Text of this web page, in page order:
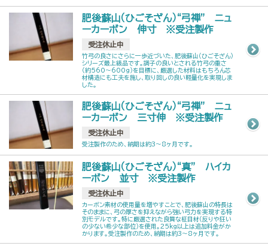
肥後蘇山（ひごそざん）“弓禅” ニュ
ーカーボン 伸寸 ※受注製作
受注休止中
竹弓の良さにさらに一歩近づいた、肥後蘇山（ひごそざん）
シリーズ最上級品です。調子の良いとされる竹弓の重さ
（約560～600g）を目標に、厳選した材料はもちろん芯
材構造にも工夫を施し、取り回しの良い軽量化を実現しま
した。
肥後蘇山（ひごそざん）“弓禅” ニュ
ーカーボン 三寸伸 ※受注製作
受注休止中
受注製作のため、納期は約3～8ヶ月です。
肥後蘇山（ひごそざん）“真” ハイカ
ーボン 並寸 ※受注製作
受注休止中
カーボン素材の使用量を増やすことで、肥後蘇山の特長は
そのままに、弓の厚さを抑えながら強い弓力を実現する特
別モデルです。特に厳選された良質な柾目材（反りや狂い
の少ない希少な部位）を使用。25kg以上は追加料金がか
かります。受注製作のため、納期は約3～8ヶ月です。